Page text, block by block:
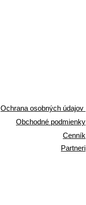
Ochrana osobných údajov
Obchodné podmienky
Cenník
Partneri